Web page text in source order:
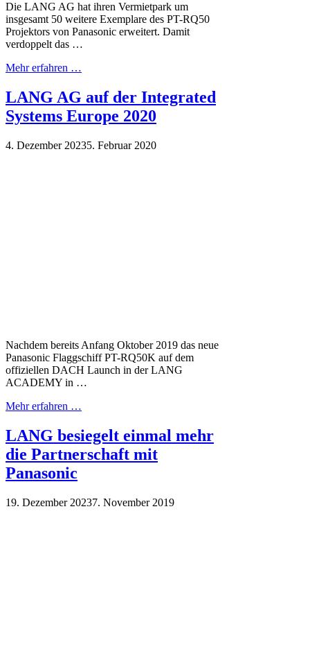
Die LANG AG hat ihren Vermietpark um
insgesamt 50 weitere Exemplare des PT-RQ50
Projektors von Panasonic erweitert. Damit
verdoppelt das …
Mehr erfahren …
LANG AG auf der Integrated
Systems Europe 2020
4. Dezember 20235. Februar 2020
Nachdem bereits Anfang Oktober 2019 das neue
Panasonic Flaggschiff PT-RQ50K auf dem
offiziellen DACH Launch in der LANG
ACADEMY in …
Mehr erfahren …
LANG besiegelt einmal mehr
die Partnerschaft mit
Panasonic
19. Dezember 20237. November 2019